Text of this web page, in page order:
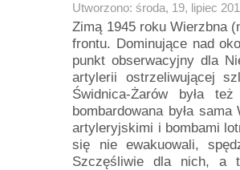
Utworzono: środa, 19, lipiec
Zimą 1945 roku Wierzbna
frontu. Dominujące nad
punkt obserwacyjny dla
artylerii ostrzeliwującej
Świdnica-Żarów była
bombardowana była
artyleryjskimi i bombami
się nie ewakuowali,
Szczęśliwie dla nich, a